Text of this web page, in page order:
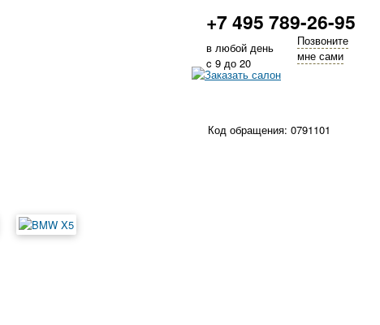
+7 495 789-26-95
в любой день
c 9 до 20
Позвоните
мне сами
Код обращения: 0791101